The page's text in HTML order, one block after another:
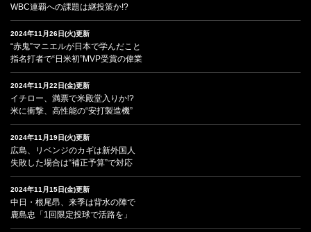
WBC連覇への課題は継投策か!?
2024年11月26日(火)更新
“赤鬼”マニエルが日本で学んだこと
指名打者で“日米初”MVP受賞の偉業
2024年11月22日(金)更新
イチロー、満票で米殿堂入りか!?
米に衝撃、高性能の“安打製造機”
2024年11月19日(火)更新
広島、リベンジのカギは新外国人
失敗した場合は“補正予算”で対応
2024年11月15日(金)更新
中日・根尾昂、来季は背水の陣で
鹿島忠「1回限定投球で活路を」